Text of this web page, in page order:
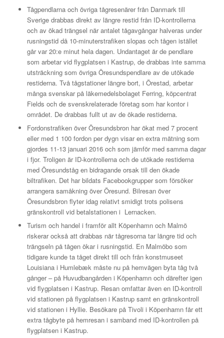
Tågpendlarna och övriga tågresenärer från Danmark till
Sverige drabbas direkt av längre restid från ID-kontrollerna
och av ökad trängsel när antalet tågavgångar halveras under
rusningstid då 10-minuterstrafiken slopas och tågen istället
går var 20:e minut hela dagen. Undantaget är de pendlare
som arbetar vid flygplatsen i Kastrup, de drabbas inte samma
utsträckning som övriga Öresundspendlare av de utökade
restiderna. Två tågstationer längre bort, i Örestad, arbetar
många svenskar på läkemedelsbolaget Ferring, köpcentrat
Fields och de svenskrelaterade företag som har kontor i
området. De drabbas fullt ut av de ökade restiderna.
Fordonstrafiken över Öresundsbron har ökat med 7 procent
eller med 1 100 fordon per dygn visar en extra mätning som
gjordes 11-13 januari 2016 och som jämför med samma dagar
i fjor. Troligen är ID-kontrollerna och de utökade restiderna
med Öresundståg en bidragande orsak till den ökade
biltrafiken. Det har bildats Facebookgrupper som försöker
arrangera samåkning över Öresund. Bilresan över
Öresundsbron flyter idag relativt smidigt trots polisens
gränskontroll vid betalstationen i Lernacken.
Turism och handel i framför allt Köpenhamn och Malmö
riskerar också att drabbas när tågresorna tar längre tid och
trängseln på tågen ökar i rusningstid. En Malmöbo som
tidigare kunde ta tåget direkt till och från konstmuseet
Louisiana i Humlebæk måste nu på hemvägen byta tåg två
gånger – på Huvudbangården i Köpenhamn och därefter igen
vid flygplatsen i Kastrup. Resan omfattar även en ID-kontroll
vid stationen på flygplatsen i Kastrup samt en gränskontroll
vid stationen i Hyllie. Besökare på Tivoli i Köpenhamn får ett
extra tågbyte på hemresan i samband med ID-kontrollen på
flygplatsen i Kastrup.